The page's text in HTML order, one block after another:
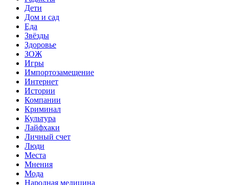
Дети
Дом и сад
Еда
Звёзды
Здоровье
ЗОЖ
Игры
Импортозамещение
Интернет
Истории
Компании
Криминал
Культура
Лайфхаки
Личный счет
Люди
Места
Мнения
Мода
Народная медицина